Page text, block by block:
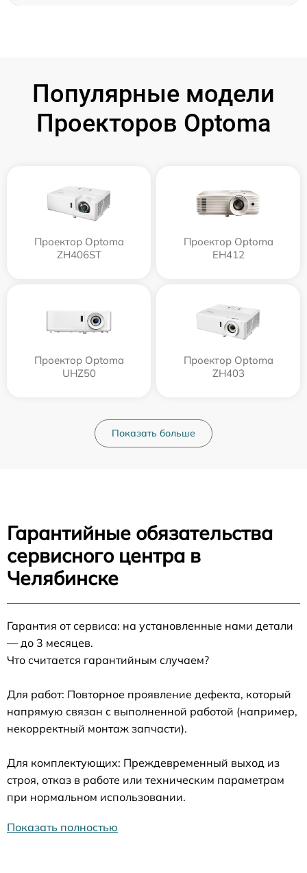
Популярные модели
Проекторов Optoma
Проектор Optoma
ZH406ST
Проектор Optoma
EH412
Проектор Optoma
UHZ50
Проектор Optoma
ZH403
Показать больше
Гарантийные обязательства
сервисного центра в
Челябинске
Гарантия от сервиса: на установленные нами детали
— до 3 месяцев.
Что считается гарантийным случаем?
Для работ: Повторное проявление дефекта, который
напрямую связан с выполненной работой (например,
некорректный монтаж запчасти).
Для комплектующих: Преждевременный выход из
строя, отказ в работе или техническим параметрам
при нормальном использовании.
Показать полностью